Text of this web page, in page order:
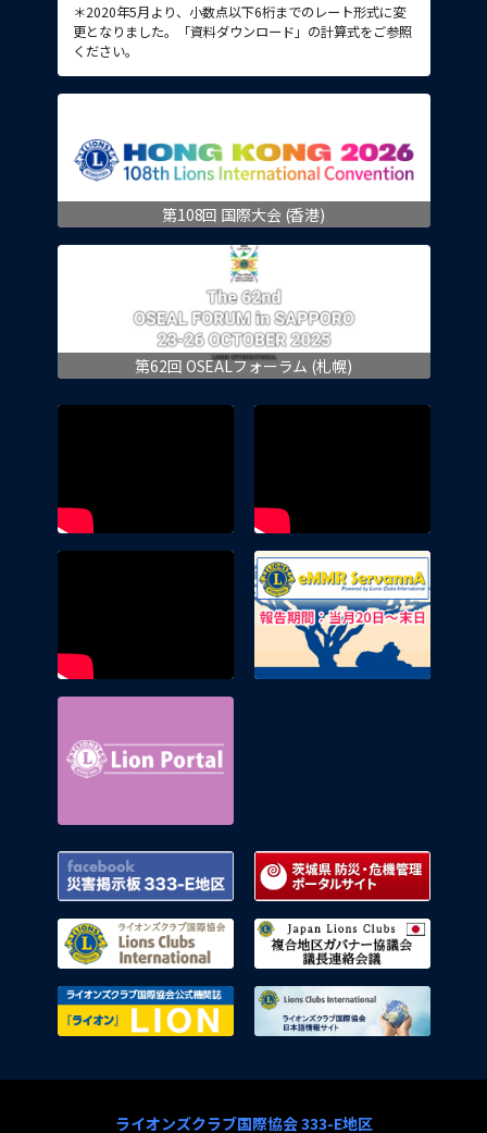
＊2020年5月より、小数点以下6桁までのレート形式に変
更となりました。「資料ダウンロード」の計算式をご参照
ください。
第108回 国際大会 (香港)
第62回 OSEALフォーラム (札幌)
Facebook 災害掲示板 333-E地区
ライオンズクラブ国際協会
ライオンズクラブ国際協会公式機関
ライオンズクラブ国際協会 333-E地区